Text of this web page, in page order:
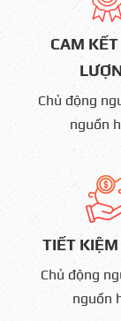
tiền
22/05/
CAM
Chủ động
nguồn
TIẾT
Chủ động
nguồn